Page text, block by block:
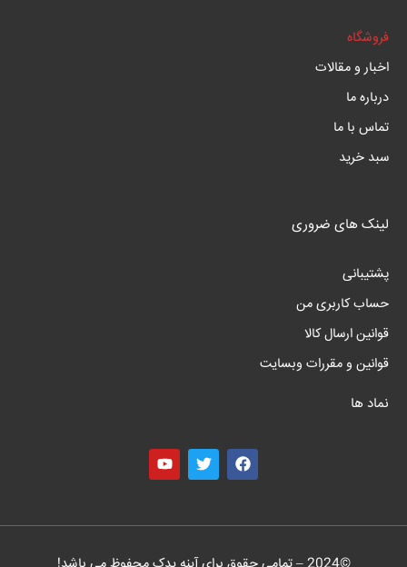
فروشگاه
اخبار و مقالات
درباره ما
تماس با ما
سبد خرید
لینک های ضروری
پشتیبانی
حساب کاربری من
قوانین ارسال کالا
قوانین و مقررات وبسایت
نماد ها